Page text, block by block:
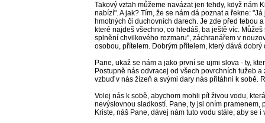
Takový vztah můžeme navázat jen tehdy, když nám
nabízí". A jak? Tím, že se nám dá poznat a řekne:
hmotných či duchovních darech. Je zde před tebou
které najdeš všechno, co hledáš, ba ještě víc.
splnění chvilkového rozmaru", záchranářem v
osobou, přítelem. Dobrým přítelem, který dává dobrý
Pane, ukaž se nám a jako první se ujmi slova - ty,
Postupně nás odvracej od všech povrchních tužeb
vzbuď v nás žízeň a svými dary nás přitáhni k sobě.
Volej nás k sobě, abychom mohli pít živou vodu,
nevýslovnou sladkostí. Pane, ty jsi oním
Kriste, náš Pane, dávej nám tuto vodu stále, aby se